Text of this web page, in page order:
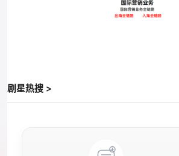
剧星热搜 >